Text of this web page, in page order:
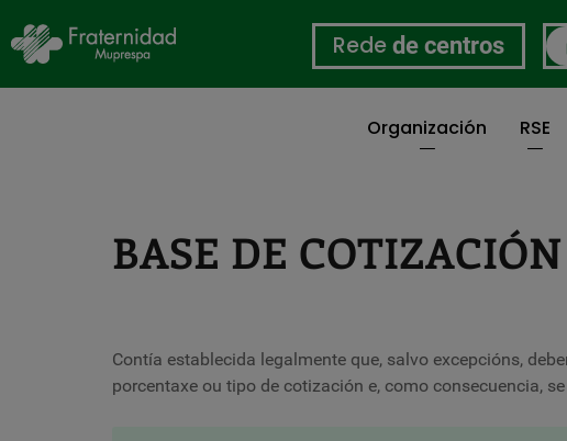
Rede de centros
Organización RSE
BASE DE COTIZACIÓN
Contía establecida legalmente que, salvo excepcións,
porcentaxe ou tipo de cotización e, como consecuencia,